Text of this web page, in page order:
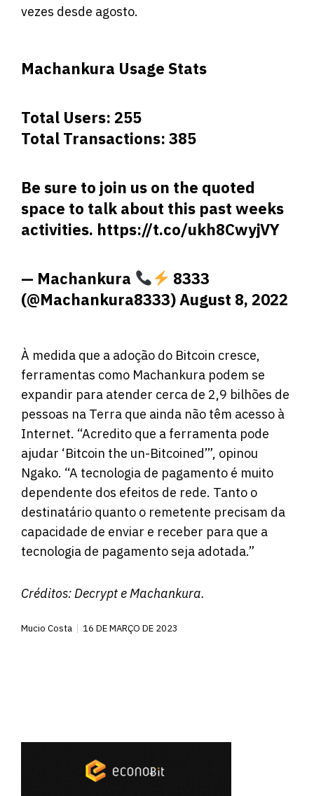
vezes desde agosto.
Machankura Usage Stats
Total Users: 255
Total Transactions: 385
Be sure to join us on the quoted
space to talk about this past weeks
activities. https://t.co/ukh8CwyjVY
— Machankura
8333
(@Machankura8333)August 8, 2022
À medida que a adoção do Bitcoin cresce,
ferramentas como Machankura podem se
expandir para atender cerca de 2,9 bilhões de
pessoas na Terra que ainda não têm acesso à
Internet. “Acredito que a ferramenta pode
ajudar ‘Bitcoin the un-Bitcoined’”, opinou
Ngako. “A tecnologia de pagamento é muito
dependente dos efeitos de rede. Tanto o
destinatário quanto o remetente precisam da
capacidade de enviar e receber para que a
tecnologia de pagamento seja adotada.”
Créditos:Decrypte Machankura.
Mucio Costa 16 DE MARÇO DE 2023